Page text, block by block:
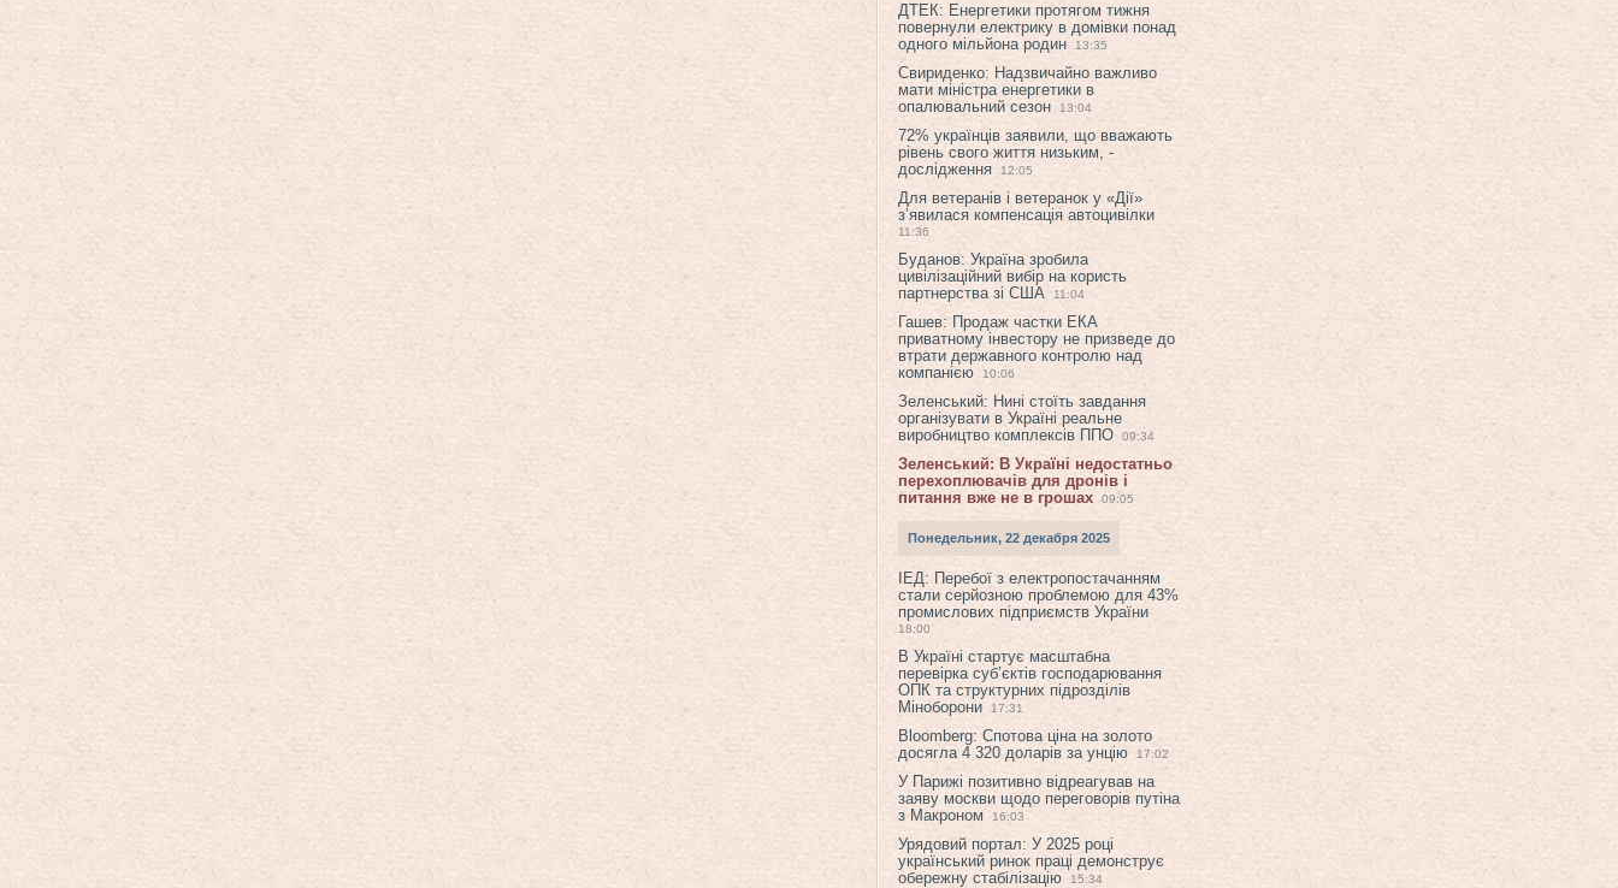
ДТЕК: Енергетики протягом тижня
повернули електрику в домівки понад
одного мільйона родин
13:35
Свириденко: Надзвичайно важливо
мати міністра енергетики в
опалювальний сезон
13:04
72% українців заявили, що вважають
рівень свого життя низьким, -
дослідження
12:05
Для ветеранів і ветеранок у «Дії»
з’явилася компенсація автоцивілки
11:36
Буданов: Україна зробила
цивілізаційний вибір на користь
партнерства зі США
11:04
Гашев: Продаж частки ЕКА
приватному інвестору не призведе до
втрати державного контролю над
компанією
10:06
Зеленський: Нині стоїть завдання
організувати в Україні реальне
виробництво комплексів ППО
09:34
Зеленський: В Україні недостатньо
перехоплювачів для дронів і
питання вже не в грошах
09:05
Понедельник, 22 декабря 2025
ІЕД: Перебої з електропостачанням
стали серйозною проблемою для 43%
промислових підприємств України
18:00
В Україні стартує масштабна
перевірка суб’єктів господарювання
ОПК та структурних підрозділів
Міноборони
17:31
Bloomberg: Спотова ціна на золото
досягла 4 320 доларів за унцію
17:02
У Парижі позитивно відреагував на
заяву москви щодо переговорів путіна
з Макроном
16:03
Урядовий портал: У 2025 році
український ринок праці демонструє
обережну стабілізацію
15:34